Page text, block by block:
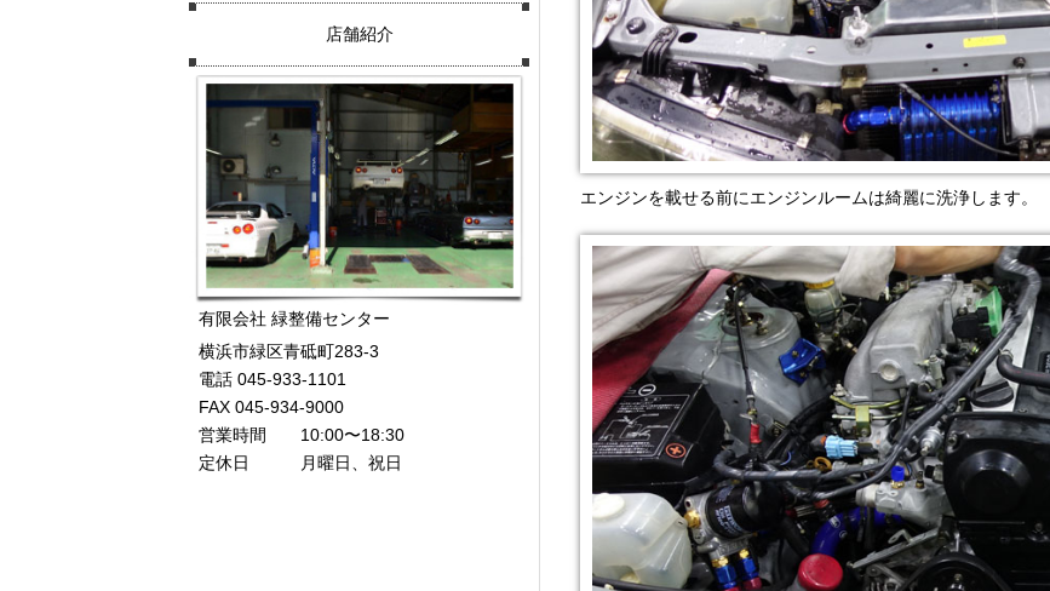
エンジンを載せる前にエンジンルームは綺麗に洗浄します。
店舗紹介
有限会社 緑整備センター
横浜市緑区青砥町283-3
電話 045-933-1101
FAX 045-934-9000
営業時間 10:00〜18:30
定休日 月曜日、祝日